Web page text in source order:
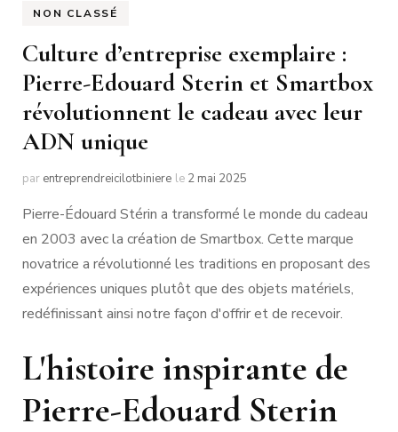
NON CLASSÉ
Culture d’entreprise exemplaire :
Pierre-Edouard Sterin et Smartbox
révolutionnent le cadeau avec leur
ADN unique
par entreprendreicilotbiniere le 2 mai 2025
Pierre-Édouard Stérin a transformé le monde du cadeau
en 2003 avec la création de Smartbox. Cette marque
novatrice a révolutionné les traditions en proposant des
expériences uniques plutôt que des objets matériels,
redéfinissant ainsi notre façon d'offrir et de recevoir.
L'histoire inspirante de
Pierre-Edouard Sterin